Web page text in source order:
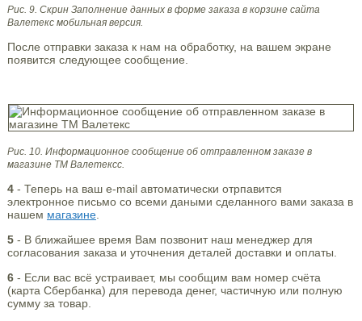
Рис. 9. Скрин Заполнение данных в форме заказа в корзине сайта
Валетекс мобильная версия.
После отправки заказа к нам на обработку, на вашем экране
появится следующее сообщение.
Рис. 10. Информационное сообщение об отправленном заказе в
магазине ТМ Валетексс.
4- Теперь на ваш e-mail автоматически отрпавится
электронное письмо со всеми даными сделанного вами заказа в
нашем магазине.
5- В ближайшее время Вам позвонит наш менеджер для
согласования заказа и уточнения деталей доставки и оплаты.
6- Если вас всё устраивает, мы сообщим вам номер счёта
(карта Сбербанка) для перевода денег, частичную или полную
сумму за товар.